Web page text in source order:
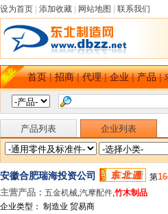
设为首页 添加收藏 网站地图 联系我们
首页|招商|代理|企业|产品|
产品列表 企业列表
安徽合肥瑞海投资公司 第16
主营产品： 五金机械,汽摩配件,竹木制品
企业类型： 制造业 贸易商